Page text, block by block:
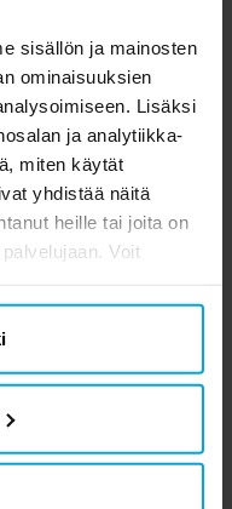
sisällön ja mainosten
ominaisuuksien
Lisäksi
ja analytiikka-
miten käytät
yhdistää näitä
heille tai joita on
Voit
OSTA